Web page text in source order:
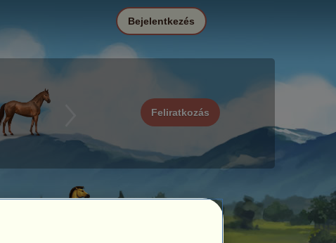
Feliratkozás
Bejelentkezés